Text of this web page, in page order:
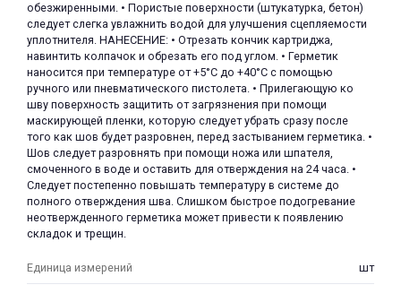
обезжиренными. • Пористые поверхности (штукатурка, бетон)
следует слегка увлажнить водой для улучшения сцепляемости
уплотнителя. НАНЕСЕНИЕ: • Отрезать кончик картриджа,
навинтить колпачок и обрезать его под углом. • Герметик
наносится при температуре от +5°С до +40°С с помощью
ручного или пневматического пистолета. • Прилегающую ко
шву поверхность защитить от загрязнения при помощи
маскирующей пленки, которую следует убрать сразу после
того как шов будет разровнен, перед застыванием герметика. •
Шов следует разровнять при помощи ножа или шпателя,
смоченного в воде и оставить для отверждения на 24 часа. •
Следует постепенно повышать температуру в системе до
полного отверждения шва. Слишком быстрое подогревание
неотвержденного герметика может привести к появлению
складок и трещин.
Единица измерений шт
раз в 2 недели